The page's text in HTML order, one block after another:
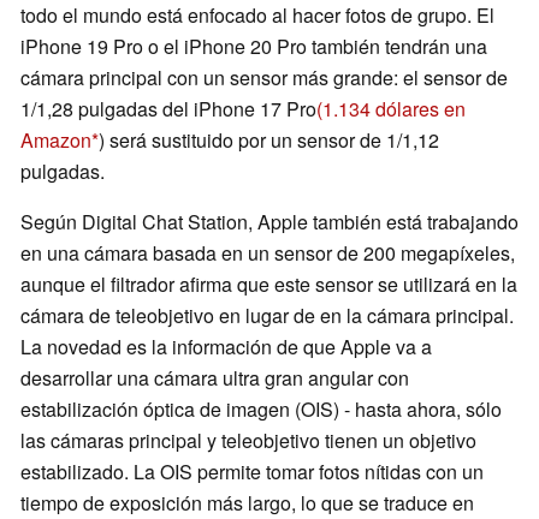
todo el mundo está enfocado al hacer fotos de grupo. El
iPhone 19 Pro o el iPhone 20 Pro también tendrán una
cámara principal con un sensor más grande: el sensor de
1/1,28 pulgadas del iPhone 17 Pro(1.134 dólares en
Amazon ) será sustituido por un sensor de 1/1,12
pulgadas.
Según Digital Chat Station, Apple también está trabajando
en una cámara basada en un sensor de 200 megapíxeles,
aunque el filtrador afirma que este sensor se utilizará en la
cámara de teleobjetivo en lugar de en la cámara principal.
La novedad es la información de que Apple va a
desarrollar una cámara ultra gran angular con
estabilización óptica de imagen (OIS) - hasta ahora, sólo
las cámaras principal y teleobjetivo tienen un objetivo
estabilizado. La OIS permite tomar fotos nítidas con un
tiempo de exposición más largo, lo que se traduce en